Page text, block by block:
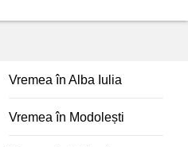
Vremea în Alba Iulia
Vremea în Modolești